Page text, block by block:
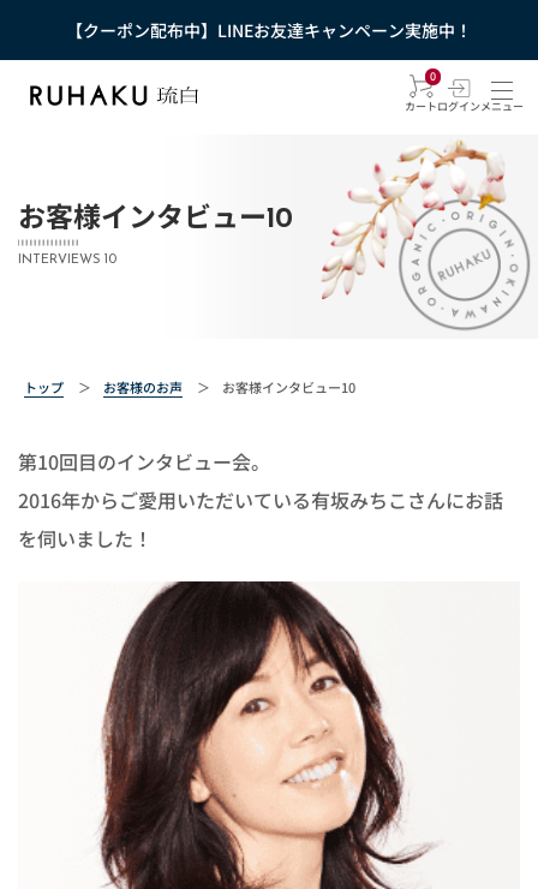
【クーポン配布中】LINEお友達キャンペーン実施中！
0
カートログインメニュー
お客様インタビュー10
INTERVIEWS 10
トップ ＞ お客様のお声 ＞ お客様インタビュー10
第10回目のインタビュー会。
2016年からご愛用いただいている有坂みちこさんにお話
を伺いました！